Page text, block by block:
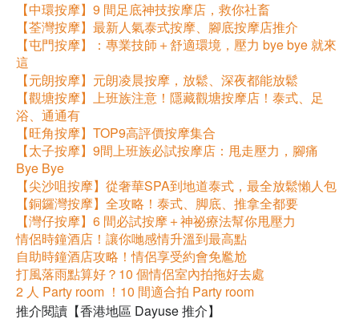
【中環按摩】9 間足底神技按摩店，救你社畜
【荃灣按摩】最新人氣泰式按摩、腳底按摩店推介
【屯門按摩】：專業技師＋舒適環境，壓力 bye bye 就來
這
【元朗按摩】元朗凌晨按摩，放鬆、深夜都能放鬆
【觀塘按摩】上班族注意！隱藏觀塘按摩店！泰式、足
浴、通通有
【旺角按摩】TOP9高評價按摩集合
【太子按摩】9間上班族必試按摩店：甩走壓力，腳痛
Bye Bye
【尖沙咀按摩】從奢華SPA到地道泰式，最全放鬆懶人包
【銅鑼灣按摩】全攻略！泰式、脚底、推拿全都要
【灣仔按摩】6 間必試按摩＋神祕療法幫你甩壓力
情侶時鐘酒店！讓你哋感情升溫到最高點
自助時鐘酒店攻略！情侶享受約會免尷尬
打風落雨點算好？10 個情侶室內拍拖好去處
2 人 Party room ！10 間適合拍 Party room
推介閱讀【香港地區 Dayuse 推介】